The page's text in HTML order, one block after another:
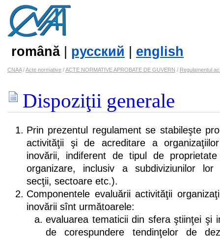
română| русский english
CNAA/Acte normative /ACTE NORMATIVE APROBATE DE GUVERN / Regulamentul
Dispoziţii generale
Prin prezentul regulament se stabileşte
activităţii şi de acreditare a
inovării, indiferent de tipul de
organizare, inclusiv a subdiviziunilor lor
secţii, sectoare etc.).
Componentele evaluării activităţii
inovării sînt următoarele:
evaluarea tematicii din sfera ştiinţei şi
de corespundere tendinţelor de